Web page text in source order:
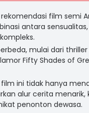
film semi
antara
mulai dari
Fifty Shades of
film ini tidak hanya
alur cerita menarik,
penonton dewasa.